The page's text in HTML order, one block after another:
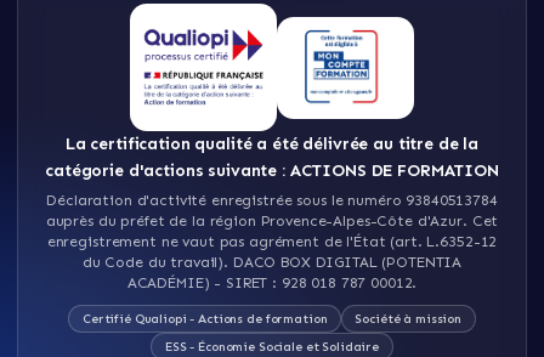
La certification qualité a été délivrée au titre de la
catégorie d'actions suivante : ACTIONS DE FORMATION
Déclaration d'activité enregistrée sous le numéro 93840513784
auprès du préfet de la région Provence-Alpes-Côte d'Azur. Cet
enregistrement ne vaut pas agrément de l'État (art. L.6352-12
du Code du travail). DACO BOX DIGITAL (POTENTIA
ACADÉMIE) - SIRET : 928 018 787 00012.
Certifié Qualiopi - Actions de formation
Société à mission
ESS - Économie Sociale et Solidaire